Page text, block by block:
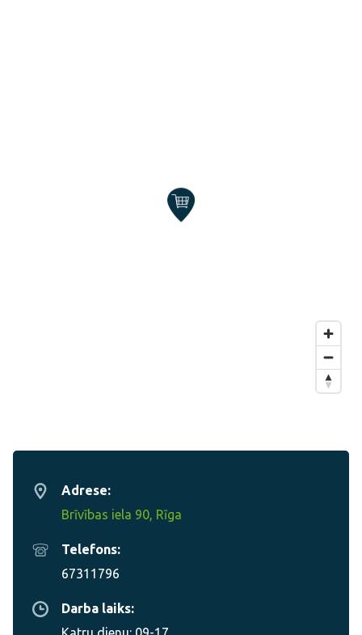
Adrese:
Brīvības iela 90, Rīga
Telefons:
67311796
Darba laiks: